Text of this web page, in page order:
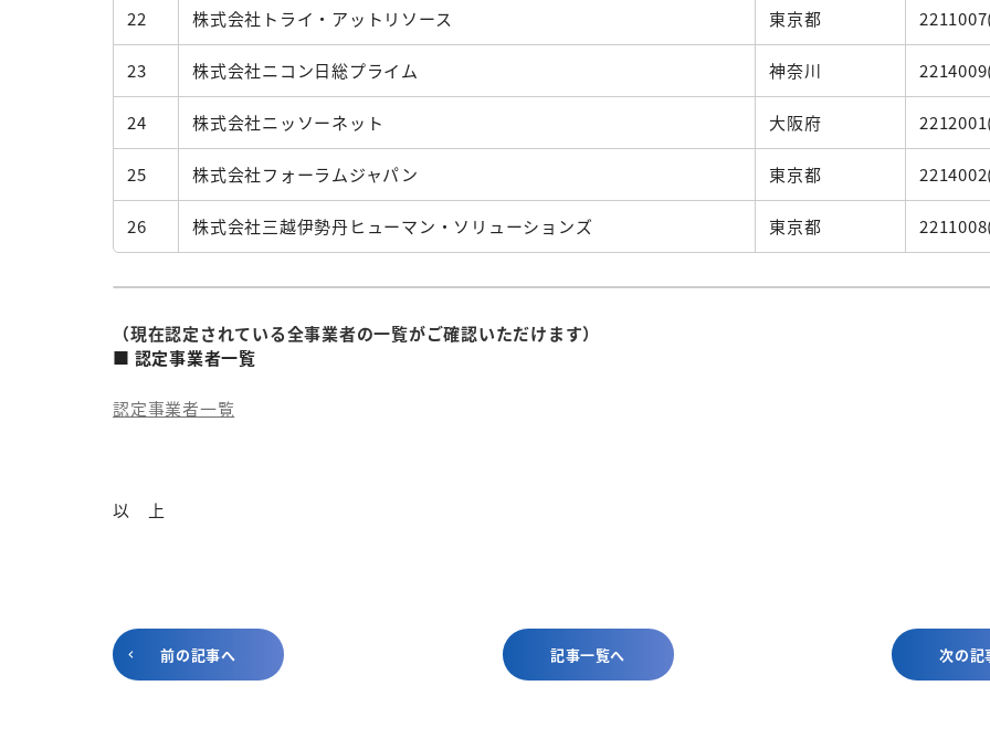
22 株式会社トライ・アットリソース 東京都
23 株式会社ニコン日総プライム 神奈川
24 株式会社ニッソーネット 大阪府
25 株式会社フォーラムジャパン 東京都
26 株式会社三越伊勢丹ヒューマン・ソリューションズ 東京都
（現在認定されている全事業者の一覧がご確認いただけます）
■ 認定事業者一覧
認定事業者一覧
以 上
前の記事へ 記事一覧へ 次の記